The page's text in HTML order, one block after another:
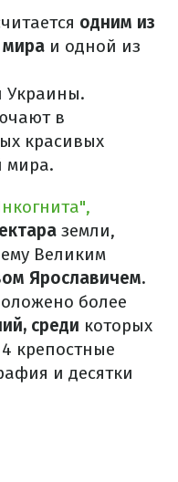
одним из
и одной из
Украины.
в
красивых
мира.
земли,
Великим
Ярославичем.
более
среди которых
крепостные
и десятки